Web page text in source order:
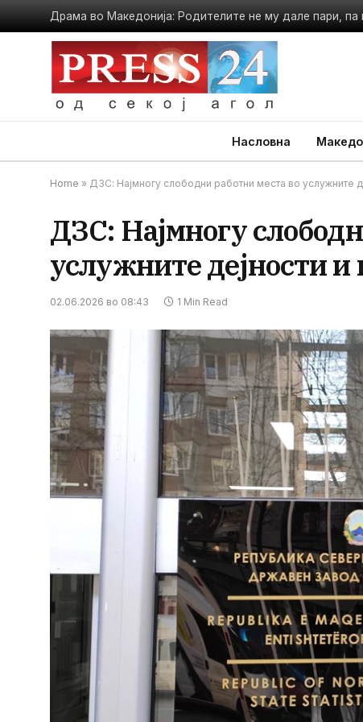
Драма во Македонија: Родителите не му дале пари,
Насловна
Home » ДЗС: Најмногу слободни работни места во услужните
ДЗС: Најмногу
услужните дејности
02.06.2026 во 08:43 1 Min Read